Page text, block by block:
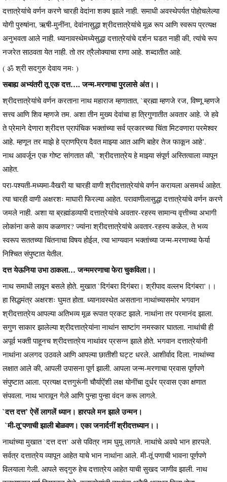
दत्तात्रेयांचे वर्णन करणे चारही वेदांना शक्य झाले नाही. समाधी अवस्थेपर्यत पोहोचलेल्या
योगी पुरुषांना, ऋषी-मुनींना, देवांनासुद्धा श्रीदत्तात्रेयांचे मूळ रूप आणि स्वरूप प्रत्यक्ष
अनुभवता आले नाही. ध्यानावस्थेमध्येसुद्धा दत्तात्रेयांचे दर्शन घडत नाही की, त्यांचे रूप
नजरेत साठवता येत नाही. तो तर त्रैलोक्याचा राणा आहे. शब्दातीत आहे.
( ॐ श्री सदगुरु देवाय नमः )
सबाह्य अभ्यंतरी तू एक दत्त…. जन्म-मरणाचा पुरलासे अंत।।
श्रीदत्तात्रेयांचे वर्णन करताना नाथ महाराज म्हणातात, `ब्रह्मा म्हणजे रज, विष्णू म्हणजे
सत्त्व आणि शिव म्हणजे तम. अशा तीन मुख्य देवांचा हा त्रिगुणातीत अवतार आहे. जे हवे
ते प्रेमाने देणारा श्रीदत्त प्रापंचिक भक्तांच्या सर्व प्रकारच्या चिंता मिटवणारा परमेश्वर
आहे. म्हणून तर माझे हे प्राणप्रिय दैवत माझ्या आत आणि बाहेर तेज फाकून आहे’.
नाथ आवर्जून एक गोष्ट सांगतात की, `श्रीदत्तात्रेय हे माझ्या संपूर्ण अस्तित्वाला व्यापून
आहेत.
परा-पश्यती-मध्यमा-वैखरी या चारही वाणी श्रीदत्तात्रेयांचे वर्णन करायला असमर्थ आहेत.
त्या चारही वाणी अक्षरशः माघारी फिरल्या आहेत. परावाणीलासुद्धा दत्तात्रेयांचे वर्णन करणे
जमले नाही. अशा या ब्रह्मांडव्यापी दत्तात्रेयांचे अवतार-रहस्य सामान्य वृत्तीच्या अभागी
लोकांना कसे काय कळणार? ज्यांना श्रीदत्तात्रेयांचे अवतार-रहस्य कळेल, ते भव्य
स्वरूप सततच्या चिंतनाचा विषय होईल, त्या भाग्यवान भक्तांच्या जन्म-मरणाच्या फेर्या
निश्चित संपुष्टात येतील.
दत्त येऊनिया उभा ठाकला… जन्ममरणाचा फेरा चुकविला।।
नाथ समाधी लावून बसले होते. मुखात `दिगंबरा दिगंबरा। श्रीपाद वल्लभ दिगंबरा’।।
हा सिद्धमंत्र अक्षरशः घुमत होता. ध्यानावस्थेत असताना नाथांच्यासमोर भगवान
श्रीदत्तात्रेय आपल्या अतिभव्य मूळ रूपात प्रकट झाले. नाथांना तर परमानंद झाला.
सगुण साकार झालेल्या श्रीदत्तात्रेयांना नाथांन साष्टांग नमस्कार घातला. नाथांची ही
अपूर्व भक्ती पाहूनच श्रीदत्तात्रेय नाथांवर प्रसन्न झाले होते. भगवान दत्तात्रेयांनी
नाथांना अलगद उठवले आणि आपल्या छातीशी घट्ट धरले. आशीर्वाद दिला. नाथांच्या
लक्षात आले की, आपली उपासना पूर्ण झाली. आपला जन्म-मरणाचा प्रवास पूर्णपणे
संपुष्टात आला. प्रत्यक्ष दत्तगुरूंनी चौर्याऐंशी लक्ष योनींचा दुर्धर प्रवास एका क्षणात
संपवला. नाथ भारावून गेले आणि पुन्हा पुन्हा वंदन करू लागले.
`दत्त दत्त’ ऐसें लागलें ध्यान। हारपले मन झाले उन्मन।
`मी-तू’पणाची झाली बोळवण। एका जनार्दनीं श्रीदत्तध्यान।।
नाथांच्या मुखात `दत्त दत्त’ असे पवित्र नाम घुमू लागले. नाथांचे अवघे भान हारपले.
सर्वत्र दत्तात्रेय व्यापून आहेत याचे भान नाथांना आले. मी-तूं पणाची भावना पूर्णपणे
विलयाला गेली. आपले सद्गुरु हेच दत्तात्रेय आहेत याची सुखद जाणीव झाली. नाथ